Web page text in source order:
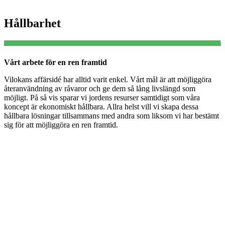
Hållbarhet
Vårt arbete för en ren framtid
Vilokans affärsidé har alltid varit enkel. Vårt mål är att möjliggöra
återanvändning av råvaror och ge dem så lång livslängd som
möjligt. På så vis sparar vi jordens resurser samtidigt som våra
koncept är ekonomiskt hållbara. Allra helst vill vi skapa dessa
hållbara lösningar tillsammans med andra som liksom vi har bestämt
sig för att möjliggöra en ren framtid.